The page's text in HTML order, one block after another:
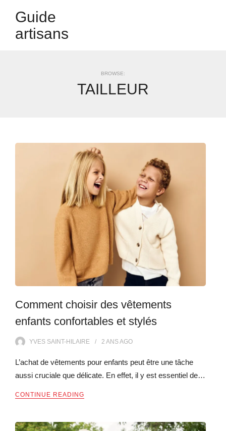
Guide
artisans
BROWSE:
TAILLEUR
Comment choisir des vêtements
enfants confortables et stylés
YVES SAINT-HILAIRE 2 ANSAGO
L’achat de vêtements pour enfants peut être une tâche
aussi cruciale que délicate. En effet, il y est essentiel de…
CONTINUE READING